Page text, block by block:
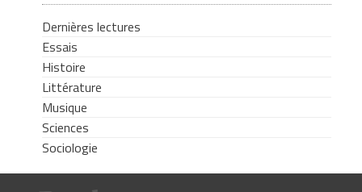
Dernières lectures
Essais
Histoire
Littérature
Musique
Sciences
Sociologie